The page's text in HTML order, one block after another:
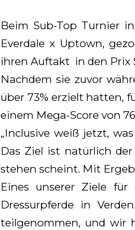
Beim Sub-Top Turnier
Everdale x Uptown,
ihren Auftakt in den Prix
Nachdem sie zuvor
über 73% erzielt hatten,
einem Mega-Score von
„Inclusive weiß jetzt,
Das Ziel ist natürlich
stehen scheint. Mit
Eines unserer Ziele
Dressurpferde in
teilgenommen, und wir